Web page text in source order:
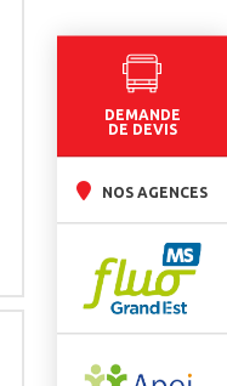
DEMANDE
DE DEVIS
NOS AGENCES